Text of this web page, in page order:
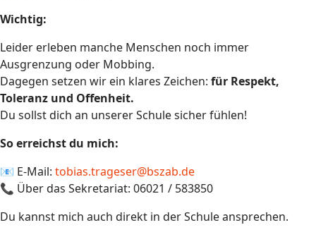
Wichtig:
Leider erleben manche Menschen noch immer
Ausgrenzung oder Mobbing.
Dagegen setzen wir ein klares Zeichen: für Respekt,
Toleranz und Offenheit.
Du sollst dich an unserer Schule sicher fühlen!
So erreichst du mich:
📧 E-Mail: tobias.trageser@bszab.de
📞 Über das Sekretariat: 06021 / 583850
Du kannst mich auch direkt in der Schule ansprechen.